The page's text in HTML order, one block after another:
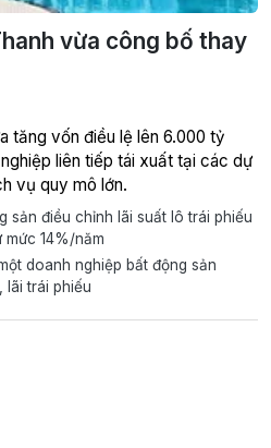
vừa công bố thay
tăng vốn điều lệ lên 6.000 tỷ
liên tiếp tái xuất tại các dự
vụ quy mô lớn.
sản điều chỉnh lãi suất lô trái phiếu
14%/năm
doanh nghiệp bất động sản
lãi trái phiếu